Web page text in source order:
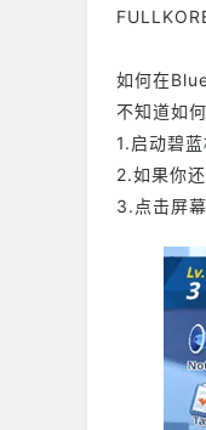
如何在
不知道如
1.启动碧蓝
2.如果你
3.点击屏